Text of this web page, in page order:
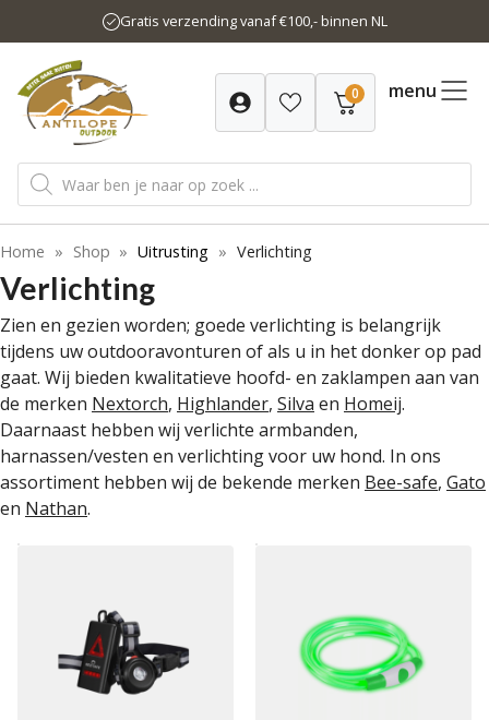
naar
inhoud
Gratis verzending vanaf €100,- binnen NL
0 menu
Producten
zoeken
Home » Shop » Uitrusting » Verlichting
Verlichting
Zien en gezien worden; goede verlichting is belangrijk
tijdens uw outdooravonturen of als u in het donker op pad
gaat. Wij bieden kwalitatieve hoofd- en zaklampen aan van
de merken Nextorch, Highlander, Silva en Homeij.
Daarnaast hebben wij verlichte armbanden,
harnassen/vesten en verlichting voor uw hond. In ons
assortiment hebben wij de bekende merken Bee-safe, Gato
en Nathan.